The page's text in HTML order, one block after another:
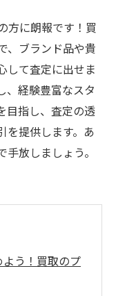
方に朗報です！買
、ブランド品や貴
して査定に出せま
、経験豊富なスタ
目指し、査定の透
を提供します。あ
放しましょう。
う！買取のプ